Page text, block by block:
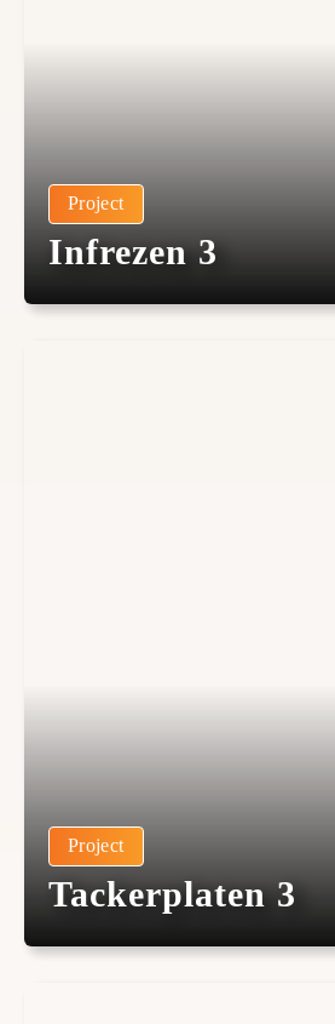
Project
Infrezen 3
Project
Tackerplaten 3